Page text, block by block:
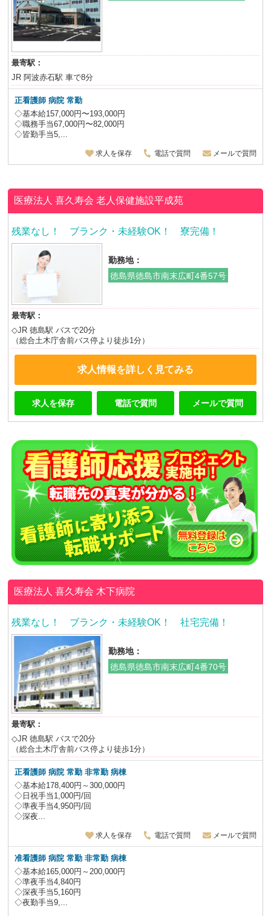
最寄駅：
JR 阿波赤石駅 車で8分
正看護師 病院 常勤
◇基本給157,000円〜193,000円
◇職務手当67,000円〜82,000円
◇皆勤手当5,...
求人を保存 電話で質問 メールで質問
医療法人 喜久寿会老人保健施設平成苑
残業なし！ ブランク・未経験OK！ 寮完備！
勤務地：
徳島県徳島市南末広町4番57号
最寄駅：
◇JR 徳島駅 バスで20分
（総合土木庁舎前バス停より徒歩1分）
求人情報を詳しく見てみる
求人を保存 電話で質問 メールで質問
医療法人 喜久寿会 木下病院
残業なし！ ブランク・未経験OK！ 社宅完備！
勤務地：
徳島県徳島市南末広町4番70号
最寄駅：
◇JR 徳島駅 バスで20分
（総合土木庁舎前バス停より徒歩1分）
正看護師 病院 常勤 非常勤 病棟
◇基本給178,400円～300,000円
◇日祝手当1,000円/回
◇準夜手当4,950円/回
◇深夜...
求人を保存 電話で質問 メールで質問
准看護師 病院 常勤 非常勤 病棟
◇基本給165,000円～200,000円
◇準夜手当4,840円
◇深夜手当5,160円
◇夜勤手当9,...